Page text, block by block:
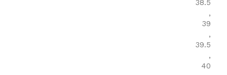
38.5
,
39
,
39.5
,
40